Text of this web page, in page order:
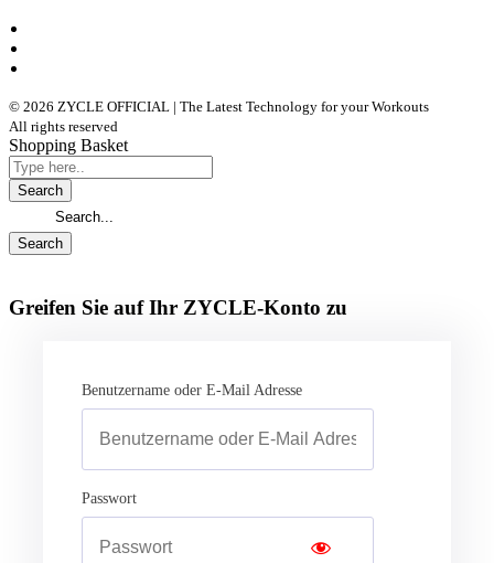
© 2026 ZYCLE OFFICIAL | The Latest Technology for your Workouts
All rights reserved
Shopping Basket
Greifen Sie auf Ihr ZYCLE-Konto zu
Benutzername oder E-Mail Adresse
Passwort